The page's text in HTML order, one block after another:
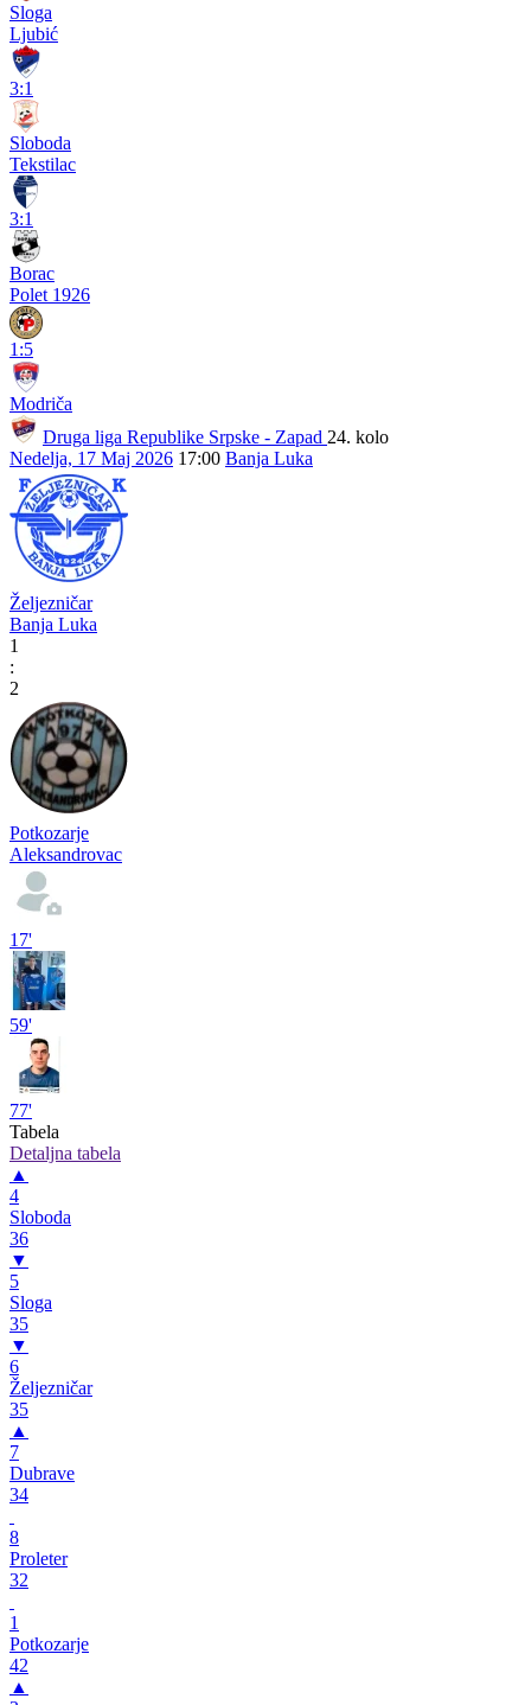
Sloga
Ljubić
3:1
Sloboda
Tekstilac
3:1
Borac
Polet 1926
1:5
Modriča
Druga liga Republike Srpske - Zapad 24. kolo
Nedelja, 17 Maj 2026 17:00 Banja Luka
Željezničar
Banja Luka
1
:
2
Potkozarje
Aleksandrovac
17'
59'
77'
Tabela
Detaljna tabela
▲
4
Sloboda
36
▼
5
Sloga
35
▼
6
Željezničar
35
▲
7
Dubrave
34
8
Proleter
32
1
Potkozarje
42
▲